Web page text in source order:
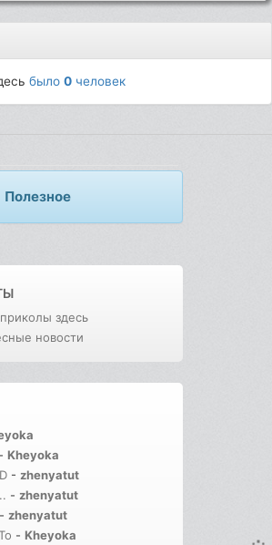
было0 человек
Полезное
здесь
новости
- Kheyoka
- zhenyatut
- zhenyatut
- zhenyatut
- Kheyoka